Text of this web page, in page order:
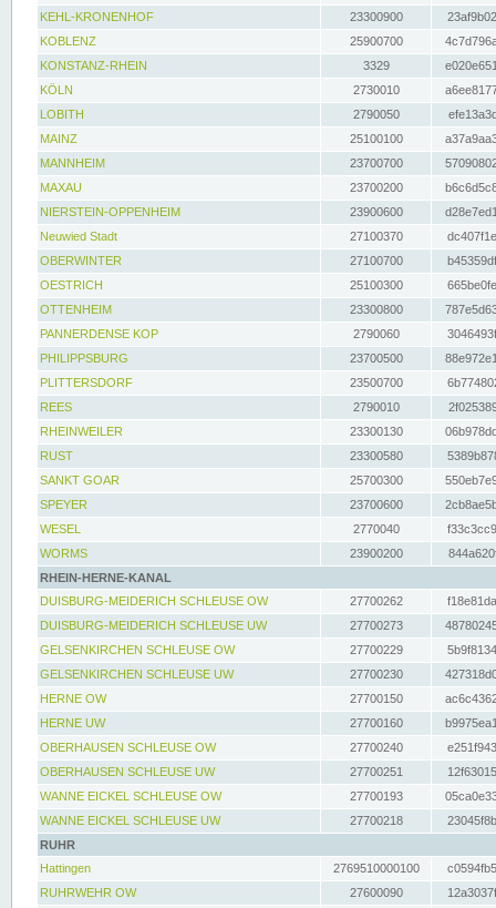
KEHL-KRONENHOF
23300900
KOBLENZ
25900700
KONSTANZ-RHEIN
3329
KÖLN
2730010
LOBITH
2790050
MAINZ
25100100
MANNHEIM
23700700
MAXAU
23700200
NIERSTEIN-OPPENHEIM
23900600
Neuwied Stadt
27100370
OBERWINTER
27100700
OESTRICH
25100300
OTTENHEIM
23300800
PANNERDENSE KOP
2790060
PHILIPPSBURG
23700500
PLITTERSDORF
23500700
REES
2790010
RHEINWEILER
23300130
RUST
23300580
SANKT GOAR
25700300
SPEYER
23700600
WESEL
2770040
WORMS
23900200
RHEIN-HERNE-KANAL
DUISBURG-MEIDERICH SCHLEUSE OW
27700262
DUISBURG-MEIDERICH SCHLEUSE UW
27700273
GELSENKIRCHEN SCHLEUSE OW
27700229
GELSENKIRCHEN SCHLEUSE UW
27700230
HERNE OW
27700150
HERNE UW
27700160
OBERHAUSEN SCHLEUSE OW
27700240
OBERHAUSEN SCHLEUSE UW
27700251
WANNE EICKEL SCHLEUSE OW
27700193
WANNE EICKEL SCHLEUSE UW
27700218
RUHR
Hattingen
2769510000100
RUHRWEHR OW
27600090